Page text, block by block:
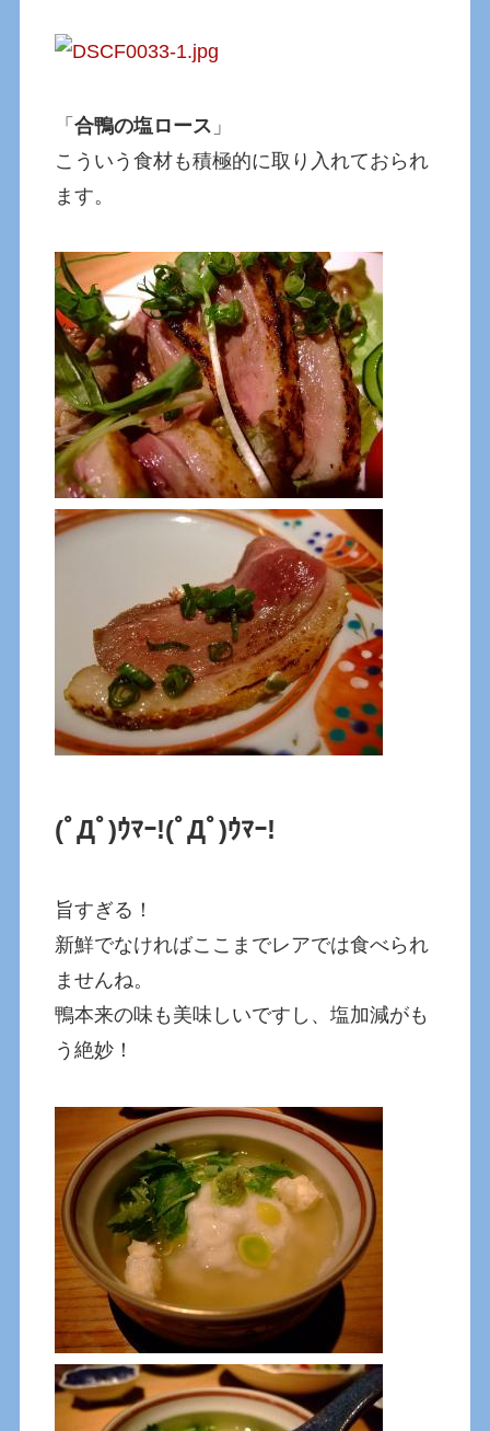
「合鴨の塩ロース 」
こういう食材も積極的に取り入れておられ
ます。
(ﾟДﾟ)ｳﾏｰ!(ﾟДﾟ)ｳﾏｰ!
旨すぎる！
新鮮でなければここまでレアでは食べられ
ませんね。
鴨本来の味も美味しいですし、塩加減がも
う絶妙！